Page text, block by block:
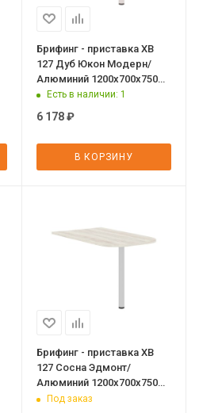
Брифинг - приставка XB
127 Дуб Юкон Модерн/
Алюминий 1200х700х750
XTENЕсть в наличии: 1
6 178₽
В КОРЗИНУ
Брифинг - приставка XB
127 Сосна Эдмонт/
Алюминий 1200х700х750
XTENПод заказ